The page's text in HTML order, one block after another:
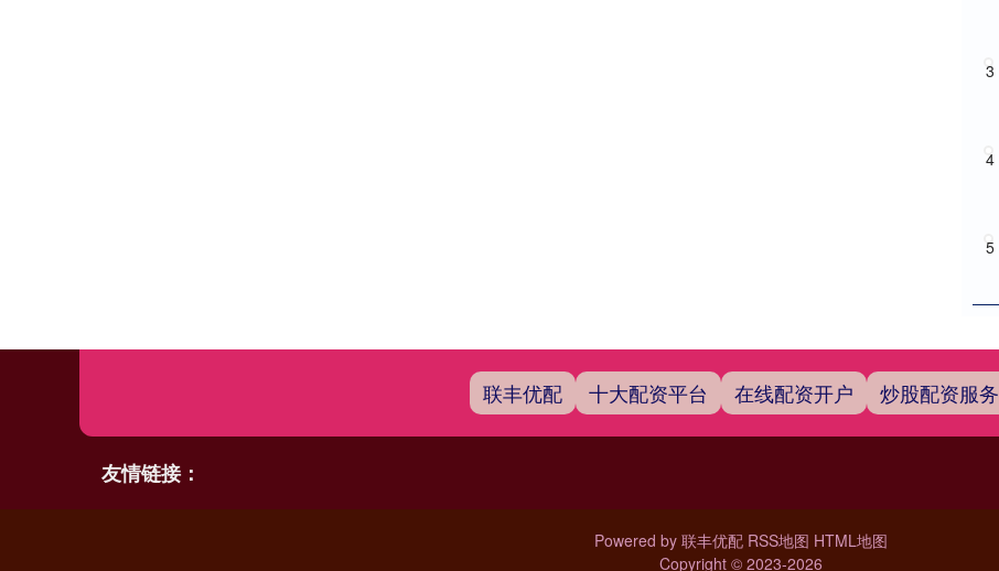
3
4
5
联丰优配 十大配资平台 在线配资开户 炒股配资服务
友情链接：
Powered by 联丰优配 RSS地图 HTML地图
Copyright © 2023-2026